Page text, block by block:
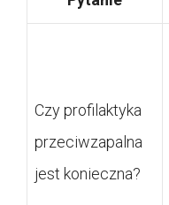
Czy profilaktyka
przeciwzapalna
jest konieczna?